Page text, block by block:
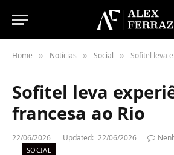
Home » Notícias » Social » Sofitel leva
Sofitel leva
francesa ao Rio
22/06/2026 Updated: 22/06/2026
SOCIAL